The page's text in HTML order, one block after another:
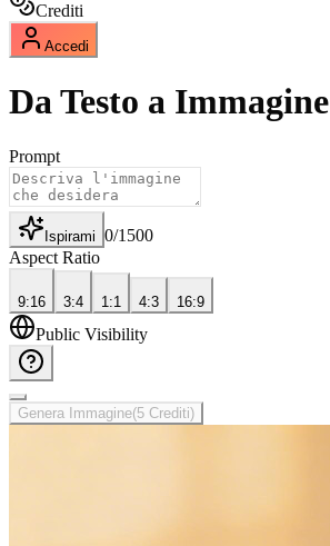
Crediti
Accedi
Da Testo a Immagine
Prompt
Ispirami 0/1500
Aspect Ratio
9:16 3:4 1:1 4:3 16:9
Public Visibility
Genera Immagine(5 Crediti)